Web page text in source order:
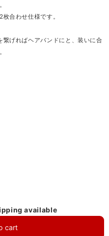
合わせ仕様です。
げればヘアバンドにと、装いに合
available
cart